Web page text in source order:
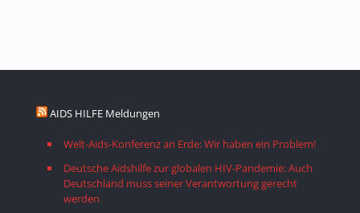
AIDS HILFE Meldungen
Welt-Aids-Konferenz an Erde: Wir haben ein Problem!
Deutsche Aidshilfe zur globalen HIV-Pandemie: Auch
Deutschland muss seiner Verantwortung gerecht
werden